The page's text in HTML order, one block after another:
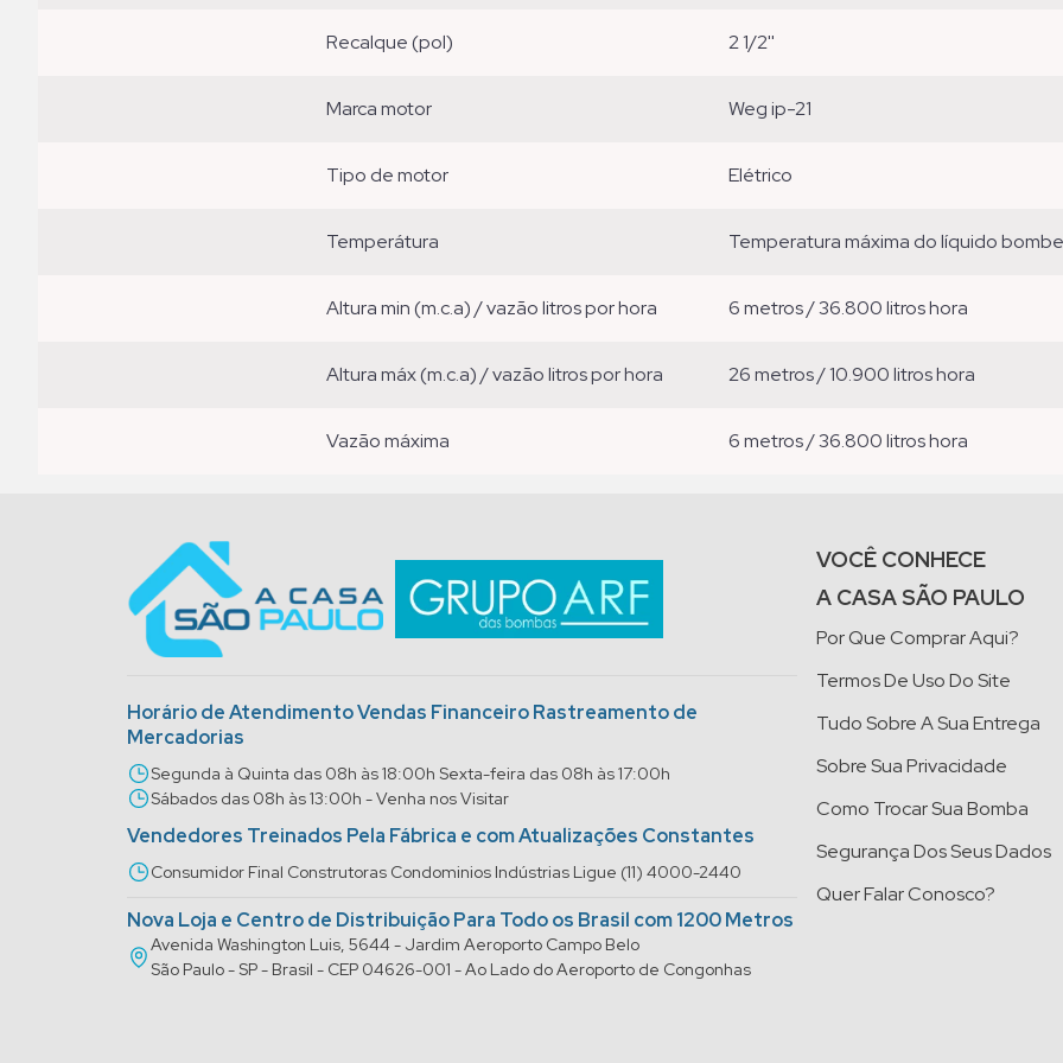
recalque (pol) 2 1/2''
marca motor weg ip-21
tipo de motor elétrico
temperátura temperatura máxima do líquido
altura min (m.c.a) / vazão litros por hora 6 metros / 36.800 litros hora
altura máx (m.c.a) / vazão litros por hora 26 metros / 10.900 litros hora
vazão máxima 6 metros / 36.800 litros hora
Horário de Atendimento Vendas Financeiro Rastreamento de
Mercadorias
Segunda à Quinta das 08h às 18:00h Sexta-feira das 08h às 17:00h
Sábados das 08h às 13:00h - Venha nos Visitar
Vendedores Treinados Pela Fábrica e com Atualizações Constantes
Consumidor Final Construtoras Condominios Indústrias Ligue (11) 4000-2440
Nova Loja e Centro de Distribuição Para Todo os Brasil com 1200 Metros
Avenida Washington Luis, 5644 - Jardim Aeroporto Campo Belo
São Paulo - SP - Brasil - CEP 04626-001 - Ao Lado do Aeroporto de Congonhas
VOCÊ CONHECE
A CASA SÃO PAULO
Por Que Comprar Aqui?
Termos De Uso Do Site
Tudo Sobre A Sua Entrega
Sobre Sua Privacidade
Como Trocar Sua Bomba
Segurança Dos Seus Dados
Quer Falar Conosco?